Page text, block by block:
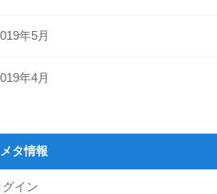
年5月
年4月
メタ情報
グイン